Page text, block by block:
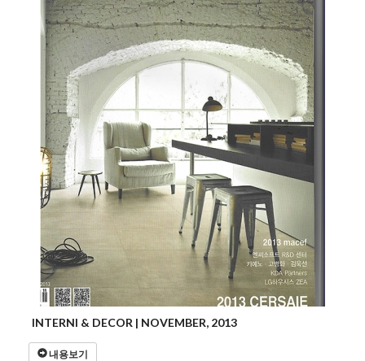
INTERNI & DECOR | NOVEMBER, 2013
내용보기